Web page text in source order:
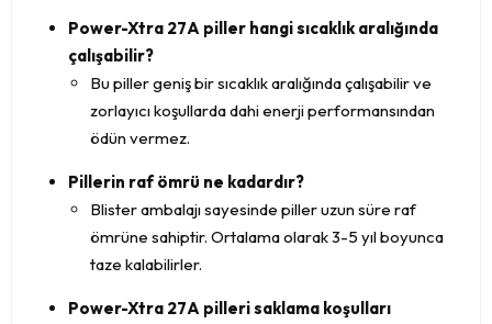
Power-Xtra 27A piller hangi sıcaklık aralığında
çalışabilir?
Bu piller geniş bir sıcaklık aralığında çalışabilir ve
zorlayıcı koşullarda dahi enerji performansından
ödün vermez.
Pillerin raf ömrü ne kadardır?
Blister ambalajı sayesinde piller uzun süre raf
ömrüne sahiptir. Ortalama olarak 3-5 yıl boyunca
taze kalabilirler.
Power-Xtra 27A pilleri saklama koşulları